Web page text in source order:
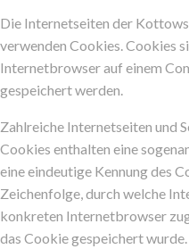
Die Internetseiten der
verwenden Cookies. Cookies
Internetbrowser auf einem
gespeichert werden.
Zahlreiche Internetseiten und
Cookies enthalten eine
eine eindeutige Kennung des
Zeichenfolge, durch welche
konkreten Internetbrowser
das Cookie gespeichert